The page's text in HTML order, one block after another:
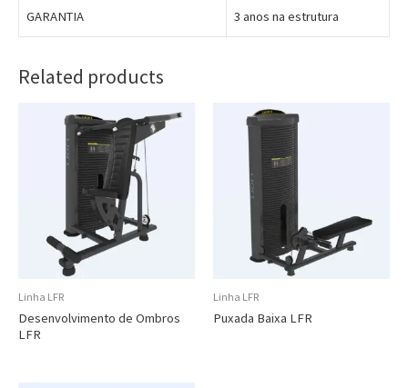
GARANTIA 3 anos na estrutura
Related products
Linha LFR
Desenvolvimento de Ombros
LFR
Linha LFR
Puxada Baixa LFR